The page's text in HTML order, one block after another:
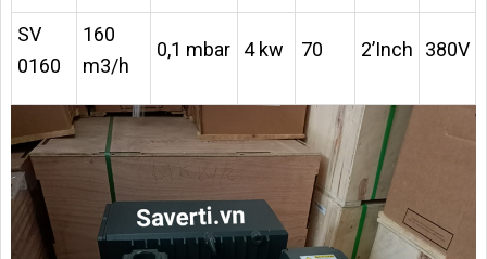
SV
0160
160
m3/h
0,1 mbar 4 kw 70 2’Inch 380V